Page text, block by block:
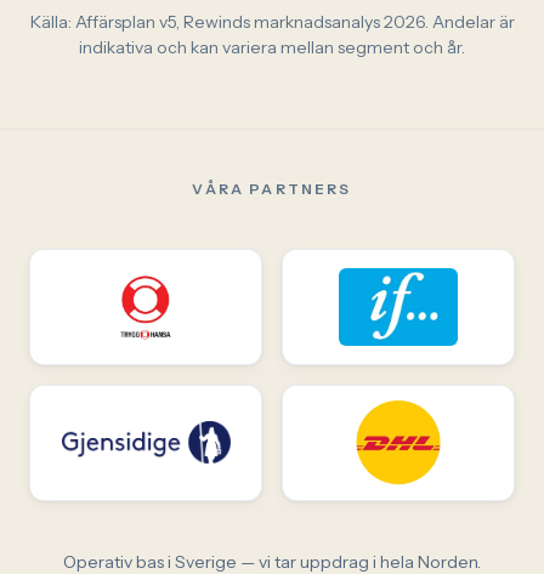
Källa: Affärsplan v5, Rewinds marknadsanalys 2026. Andelar är
indikativa och kan variera mellan segment och år.
VÅRA PARTNERS
Operativ bas i Sverige — vi tar uppdrag i hela Norden.